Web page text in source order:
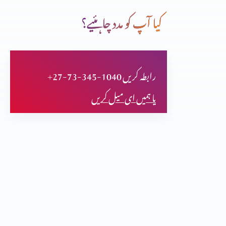
یسوع المسیح دیگر انبیا سے بڑح کر کیوں ہیں؟ حصہ 3
یسوع المسیح دیگر انبیا سے بٹرھکر کیوں ہیں؟ (حصہ 2)
کیا آپ کو مدد چاہئیے؟
+27-73-345-1040 رابطہ کریں
یا ہمیں ای میل کریں